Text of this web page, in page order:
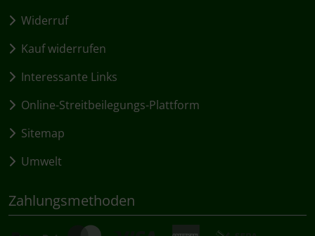
Widerruf
Kauf widerrufen
Interessante Links
Online-Streitbeilegungs-Plattform
Sitemap
Umwelt
Zahlungsmethoden